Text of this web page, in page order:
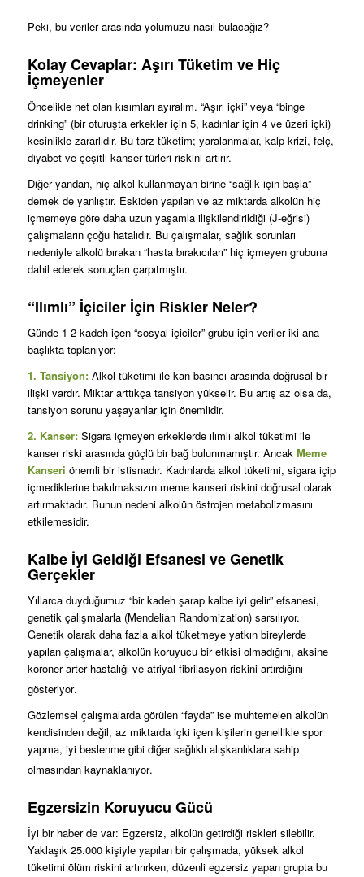
Peki, bu veriler arasında yolumuzu nasıl bulacağız?
Kolay Cevaplar: Aşırı Tüketim ve Hiç
İçmeyenler
Öncelikle net olan kısımları ayıralım. “Aşırı içki” veya “binge
drinking” (bir oturuşta erkekler için 5, kadınlar için 4 ve üzeri içki)
kesinlikle zararlıdır. Bu tarz tüketim; yaralanmalar, kalp krizi, felç,
diyabet ve çeşitli kanser türleri riskini artırır.
Diğer yandan, hiç alkol kullanmayan birine “sağlık için başla”
demek de yanlıştır. Eskiden yapılan ve az miktarda alkolün hiç
içmemeye göre daha uzun yaşamla ilişkilendirildiği (J-eğrisi)
çalışmaların çoğu hatalıdır. Bu çalışmalar, sağlık sorunları
nedeniyle alkolü bırakan “hasta bırakıcıları” hiç içmeyen grubuna
dahil ederek sonuçları çarpıtmıştır.
“Ilımlı” İçiciler İçin Riskler Neler?
Günde 1-2 kadeh içen “sosyal içiciler” grubu için veriler iki ana
başlıkta toplanıyor:
1. Tansiyon:Alkol tüketimi ile kan basıncı arasında doğrusal bir
ilişki vardır. Miktar arttıkça tansiyon yükselir. Bu artış az olsa da,
tansiyon sorunu yaşayanlar için önemlidir.
2. Kanser:Sigara içmeyen erkeklerde ılımlı alkol tüketimi ile
kanser riski arasında güçlü bir bağ bulunmamıştır. Ancak Meme
Kanseri önemli bir istisnadır. Kadınlarda alkol tüketimi, sigara içip
içmediklerine bakılmaksızın meme kanseri riskini doğrusal olarak
artırmaktadır. Bunun nedeni alkolün östrojen metabolizmasını
etkilemesidir.
Kalbe İyi Geldiği Efsanesi ve Genetik
Gerçekler
Yıllarca duyduğumuz “bir kadeh şarap kalbe iyi gelir” efsanesi,
genetik çalışmalarla (Mendelian Randomization) sarsılıyor.
Genetik olarak daha fazla alkol tüketmeye yatkın bireylerde
yapılan çalışmalar, alkolün koruyucu bir etkisi olmadığını, aksine
koroner arter hastalığı ve atriyal fibrilasyon riskini artırdığını
gösteriyor.
Gözlemsel çalışmalarda görülen “fayda” ise muhtemelen alkolün
kendisinden değil, az miktarda içki içen kişilerin genellikle spor
yapma, iyi beslenme gibi diğer sağlıklı alışkanlıklara sahip
olmasından kaynaklanıyor.
Egzersizin Koruyucu Gücü
İyi bir haber de var: Egzersiz, alkolün getirdiği riskleri silebilir.
Yaklaşık 25.000 kişiyle yapılan bir çalışmada, yüksek alkol
tüketimi ölüm riskini artırırken, düzenli egzersiz yapan grupta bu